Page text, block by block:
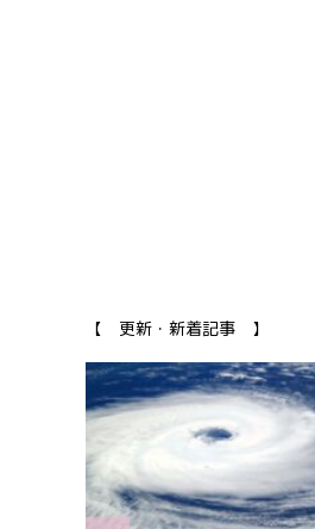
【 更新・新着記事 】